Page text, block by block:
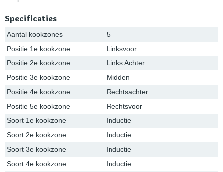
Specificaties
Aantal kookzones
5
Positie 1e kookzone
Linksvoor
Positie 2e kookzone
Links Achter
Positie 3e kookzone
Midden
Positie 4e kookzone
Rechtsachter
Positie 5e kookzone
Rechtsvoor
Soort 1e kookzone
Inductie
Soort 2e kookzone
Inductie
Soort 3e kookzone
Inductie
Soort 4e kookzone
Inductie